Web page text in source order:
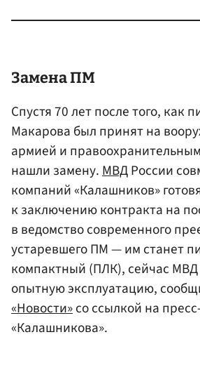
Замена ПМ
Спустя 70 лет после того, как
Макарова был принят на
армией и
нашли замену.МВДРоссии
компаний «Калашников»
к заключению контракта на
в ведомство современного
устаревшего ПМ — им станет
компактный (ПЛК), сейчас МВД
опытную эксплуатацию,
«Новости»со ссылкой на
«Калашникова».